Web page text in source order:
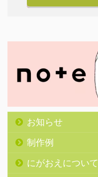
お知らせ
制作例
にがおえについて